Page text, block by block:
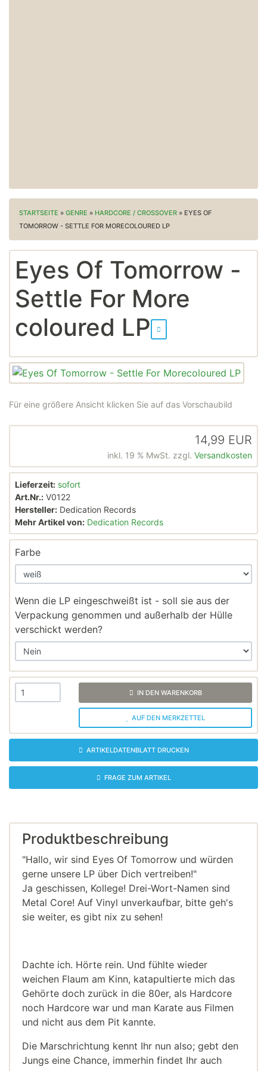
STARTSEITE » GENRE » HARDCORE / CROSSOVER » EYES OF
TOMORROW - SETTLE FOR MORECOLOURED LP
Eyes Of Tomorrow -
Settle For More
coloured LP
Für eine größere Ansicht klicken Sie auf das Vorschaubild
14,99 EUR
inkl. 19 % MwSt. zzgl. Versandkosten
Lieferzeit: sofort
Art.Nr.: V0122
Hersteller: Dedication Records
Mehr Artikel von: Dedication Records
Farbe
Wenn die LP eingeschweißt ist - soll sie aus der
Verpackung genommen und außerhalb der Hülle
verschickt werden?
IN DEN WARENKORB
AUF DEN MERKZETTEL
ARTIKELDATENBLATT DRUCKEN
FRAGE ZUM ARTIKEL
Produktbeschreibung
"Hallo, wir sind Eyes Of Tomorrow und würden
gerne unsere LP über Dich vertreiben!"
Ja geschissen, Kollege! Drei-Wort-Namen sind
Metal Core! Auf Vinyl unverkaufbar, bitte geh's
sie weiter, es gibt nix zu sehen!
Dachte ich. Hörte rein. Und fühlte wieder
weichen Flaum am Kinn, katapultierte mich das
Gehörte doch zurück in die 80er, als Hardcore
noch Hardcore war und man Karate aus Filmen
und nicht aus dem Pit kannte.
Die Marschrichtung kennt Ihr nun also; gebt den
Jungs eine Chance, immerhin findet Ihr auch